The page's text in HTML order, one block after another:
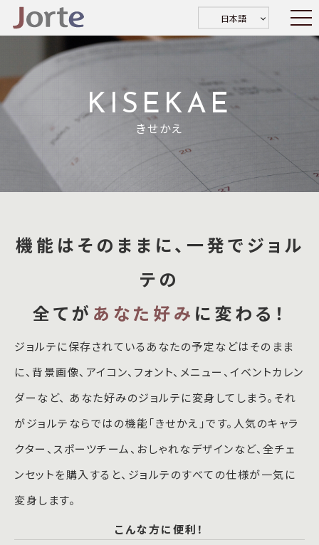
日本語
KISEKAE
きせかえ
機能はそのままに、一発でジョル
テの
全てが あなた好み に変わる！
ジョルテに保存されているあなたの予定などはそのまま
に、背景画像、アイコン、フォント、メニュー、イベントカレン
ダーなど、 あなた好みのジョルテに変身してしまう。それ
がジョルテならではの機能「きせかえ」です。人気のキャラ
クター、スポーツチーム、おしゃれなデザインなど、全チェ
ンセットを購入すると、ジョルテのすべての仕様が一気に
変身します。
こんな方に便利！